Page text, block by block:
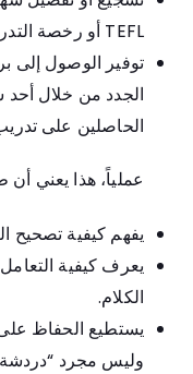
TEFL أو رخصة التدريس المهنية.
الجدد من خلال أحد
الحاصلين على
عملياً، هذا يعني
يفهم كيفية تصحيح
يعرف كيفية
الكلام.
يستطيع الحفاظ
وليس مجرد